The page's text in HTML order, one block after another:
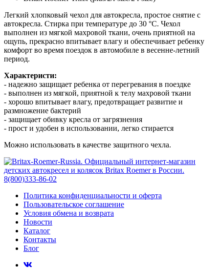
Легкий хлопковый чехол для автокресла, простое снятие с
автокресла. Стирка при температуре до 30 °C. Чехол
выполнен из мягкой махровой ткани, очень приятной на
ощупь, прекрасно впитывает влагу и обеспечивает ребенку
комфорт во время поездок в автомобиле в весенне-летний
период.
Характеристи:
- надежно защищает ребенка от перегревания в поездке
- выполнен из мягкой, приятной к телу махровой ткани
- хорошо впитывает влагу, предотвращает развитие и
размножение бактерий
- защищает обивку кресла от загрязнения
- прост и удобен в использовании, легко стирается
Можно использовать в качестве защитного чехла.
Политика конфиденциальности и оферта
Пользовательское соглашение
Условия обмена и возврата
Новости
Каталог
Контакты
Блог